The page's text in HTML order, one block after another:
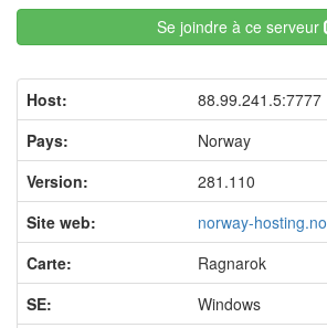
Se joindre à ce serveur
Host:
88.99.241.5:7777
Pays:
Norway
Version:
281.110
Site web:
norway-hosting.no
Carte:
Ragnarok
SE:
Windows